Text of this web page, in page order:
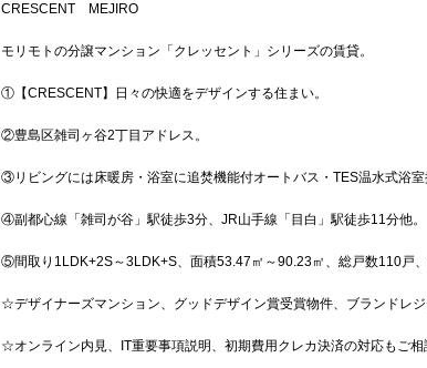
CRESCENT MEJIRO
モリモトの分譲マンション「クレッセント」シリーズの賃貸。
①【CRESCENT】日々の快適をデザインする住まい。
②豊島区雑司ヶ谷2丁目アドレス。
③リビングには床暖房・浴室に追焚機能付オートバス・TES温水式浴室
④副都心線「雑司が谷」駅徒歩3分、JR山手線「目白」駅徒歩11分他。
⑤間取り1LDK+2S～3LDK+S、面積53.47㎡～90.23㎡、総戸数110戸
☆デザイナーズマンション、グッドデザイン賞受賞物件、ブランドレジ
☆オンライン内見、IT重要事項説明、初期費用クレカ決済の対応もご相